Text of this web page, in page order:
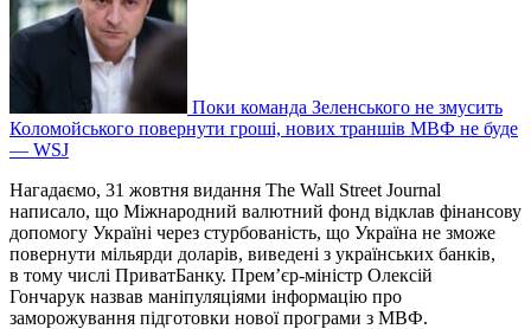
Поки команда Зеленського не змусить
Коломойського повернути гроші, нових траншів МВФ не буде
— WSJ
Нагадаємо, 31 жовтня видання The Wall Street Journal
написало, що Міжнародний валютний фонд відклав фінансову
допомогу Україні через стурбованість, що Україна не зможе
повернути мільярди доларів, виведені з українських банків,
в тому числі ПриватБанку. Прем’єр-міністр Олексій
Гончарук назвав маніпуляціями інформацію про
заморожування підготовки нової програми з МВФ.